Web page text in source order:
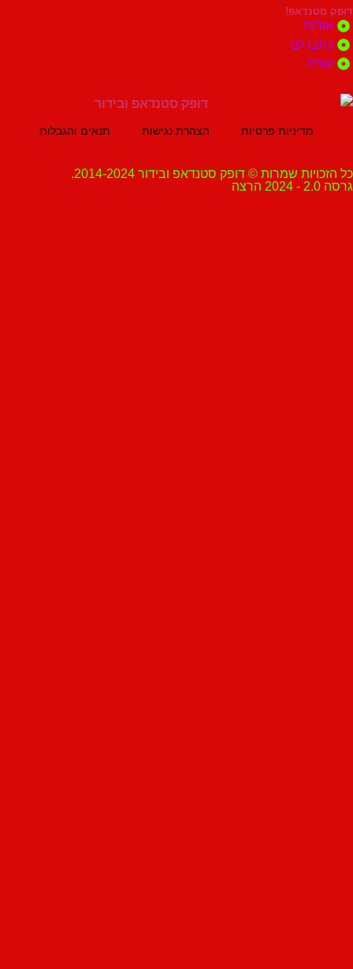
לנו
מדיניות פרטיות הצהרת נגישות תנאים והגבלות
שמרות © דופק סטנדאפ ובידור 2014-2024.